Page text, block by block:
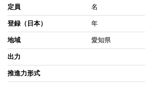
定員 名
登録（日本） 年
地域 愛知県
出力
推進力形式